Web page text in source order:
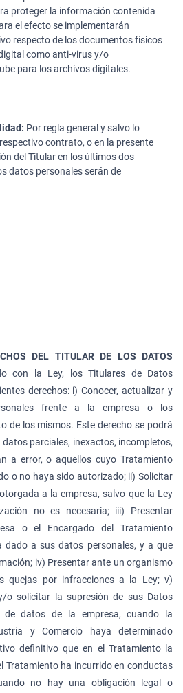
proteger la información contenida
el efecto se implementarán
respecto de los documentos físicos
como anti-virus y/o
para los archivos digitales.
Por regla general y salvo lo
contrato, o en la presente
del Titular en los últimos dos
datos personales serán de
DEL TITULAR DE LOS DATOS
con la Ley, los Titulares de Datos
derechos: i) Conocer, actualizar y
frente a la empresa o los
de los mismos. Este derecho se podrá
parciales, inexactos, incompletos,
a error, o aquellos cuyo Tratamiento
o no haya sido autorizado; ii) Solicitar
a la empresa, salvo que la Ley
no es necesaria; iii) Presentar
o el Encargado del Tratamiento
dado a sus datos personales, y a que
iv) Presentar ante un organismo
quejas por infracciones a la Ley; v)
o solicitar la supresión de sus Datos
de datos de la empresa, cuando la
y Comercio haya determinado
definitivo que en el Tratamiento la
Tratamiento ha incurrido en conductas
no hay una obligación legal o